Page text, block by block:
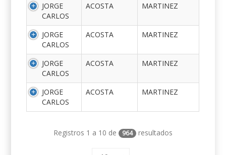
JORGE
CARLOS
ACOSTA MARTINEZ
JORGE
CARLOS
ACOSTA MARTINEZ
JORGE
CARLOS
ACOSTA MARTINEZ
JORGE
CARLOS
ACOSTA MARTINEZ
Registros 1 a 10 de 964 resultados